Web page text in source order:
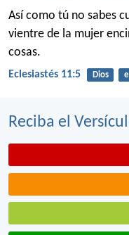
Así como tú no sabes
vientre de la mujer
cosas.
Eclesiastés 11:5 Dios
Reciba el